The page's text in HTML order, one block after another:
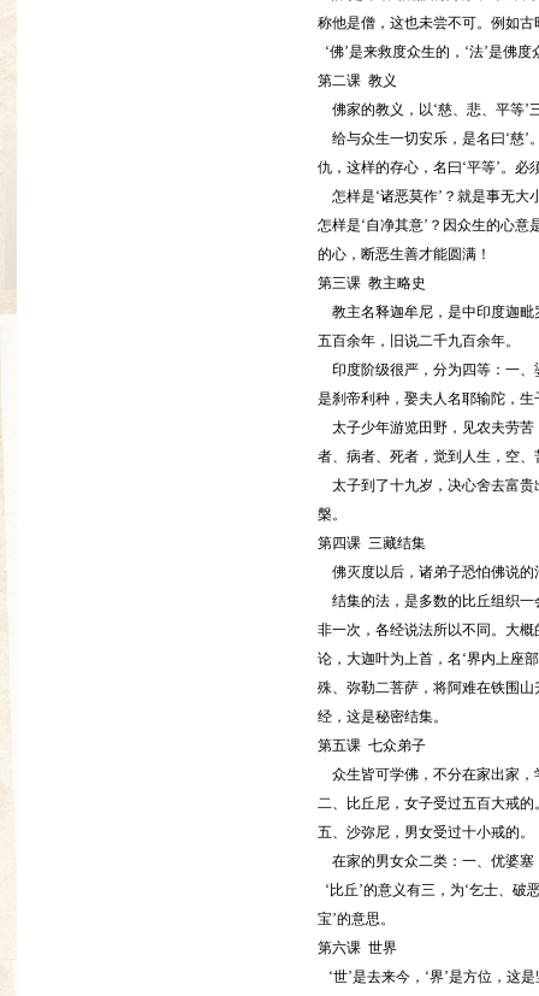
称他是僧，这也未尝不可。例如
‘佛’是来救度众生的，‘法’是佛
第二课 教义
佛家的教义，以‘慈、悲、平等’
给与众生一切安乐，是名曰‘慈’
仇，这样的存心，名曰‘平等’。
怎样是‘诸恶莫作’？就是事无大
怎样是‘自净其意’？因众生的心
的心，断恶生善才能圆满！
第三课 教主略史
教主名释迦牟尼，是中印度迦毗
五百余年，旧说二千九百余年。
印度阶级很严，分为四等：一、
是刹帝利种，娶夫人名耶输陀，生
太子少年游览田野，见农夫劳苦
者、病者、死者，觉到人生，空
太子到了十九岁，决心舍去富贵
槃。
第四课 三藏结集
佛灭度以后，诸弟子恐怕佛说的
结集的法，是多数的比丘组织一
非一次，各经说法所以不同。大
论，大迦叶为上首，名‘界内上座
殊、弥勒二菩萨，将阿难在铁围
经，这是秘密结集。
第五课 七众弟子
众生皆可学佛，不分在家出家，
二、比丘尼，女子受过五百大戒
五、沙弥尼，男女受过十小戒的。
在家的男女众二类：一、优婆塞
‘比丘’的意义有三，为‘乞士、破
宝’的意思。
第六课 世界
‘世’是去来今，‘界’是方位，这